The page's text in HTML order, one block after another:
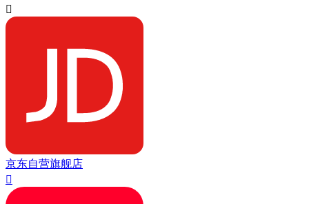

京东自营旗舰店
